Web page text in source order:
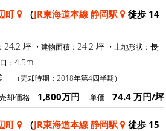
町 （JR東海道本線 静岡駅
徒歩 14
24.2 坪 ・建物面積： 24.2 坪 ・土地形状： 長
： 4.5m
（売却時期：2018年第4四半期）
却価格 1,800万円 単価 74.4 万円/坪
町 （JR東海道本線 静岡駅
徒歩 15